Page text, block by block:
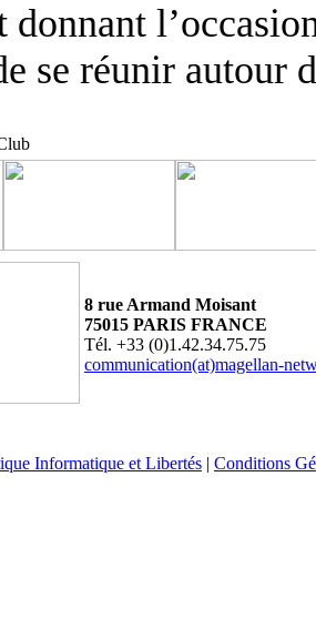
donnant
se réunir autour
8 rue Armand Moisant
75015 PARIS FRANCE
Tél. +33 (0)1.42.34.75.75
communication(at)magellan-
Informatique et Libertés | Conditions